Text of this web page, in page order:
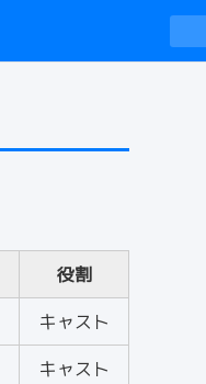
役割
キャスト
キャスト